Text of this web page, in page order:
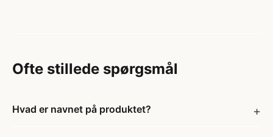
Ofte stillede spørgsmål
Hvad er navnet på produktet?